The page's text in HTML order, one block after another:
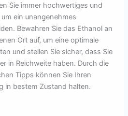
Sie immer hochwertiges und
ein unangenehmes
Bewahren Sie das Ethanol an
Ort auf, um eine optimale
und stellen Sie sicher, dass Sie
in Reichweite haben. Durch die
Tipps können Sie Ihren
in bestem Zustand halten.